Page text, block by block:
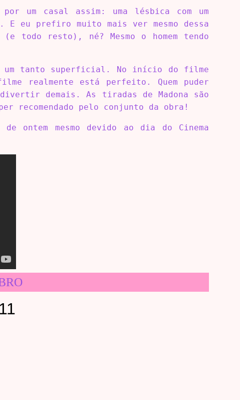
um casal assim: uma lésbica com um
eu prefiro muito mais ver mesmo dessa
todo resto), né? Mesmo o homem tendo
um tanto superficial. No início do filme
realmente está perfeito. Quem puder
demais. As tiradas de Madona são
recomendado pelo conjunto da obra!
ontem mesmo devido ao dia do Cinema